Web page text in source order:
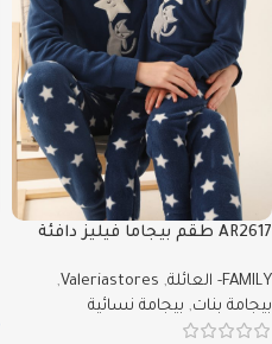
AR2617 طقم بيجاما فيليز دافئة
Valeriastores
FAMILY- العائلة ,
Valeriastores
,
بيجامة بنات, بيجامة نسائية